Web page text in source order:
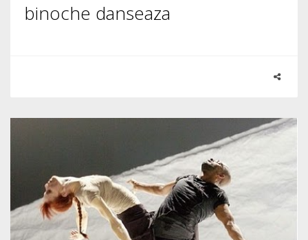
binoche danseaza